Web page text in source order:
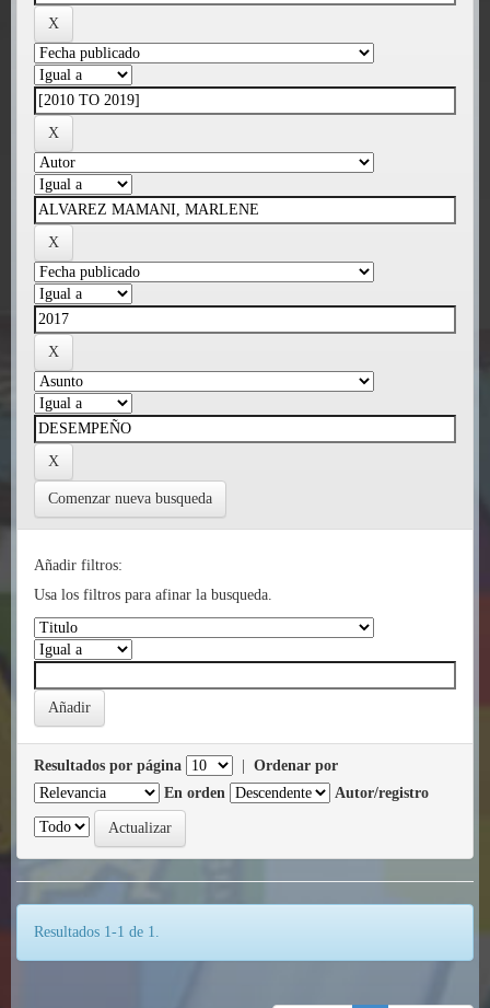
Comenzar nueva busqueda
Añadir filtros:
Usa los filtros para afinar la busqueda.
Resultados por página
Ordenar por
En orden
Autor/registro
Resultados 1-1 de 1.